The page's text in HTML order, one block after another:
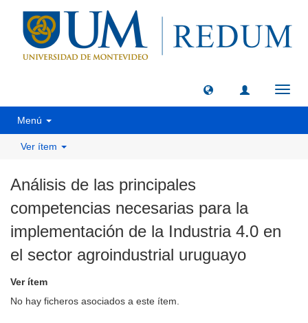
Menú
Ver ítem
Análisis de las principales
competencias necesarias para la
implementación de la Industria 4.0 en
el sector agroindustrial uruguayo
Ver ítem
No hay ficheros asociados a este ítem.